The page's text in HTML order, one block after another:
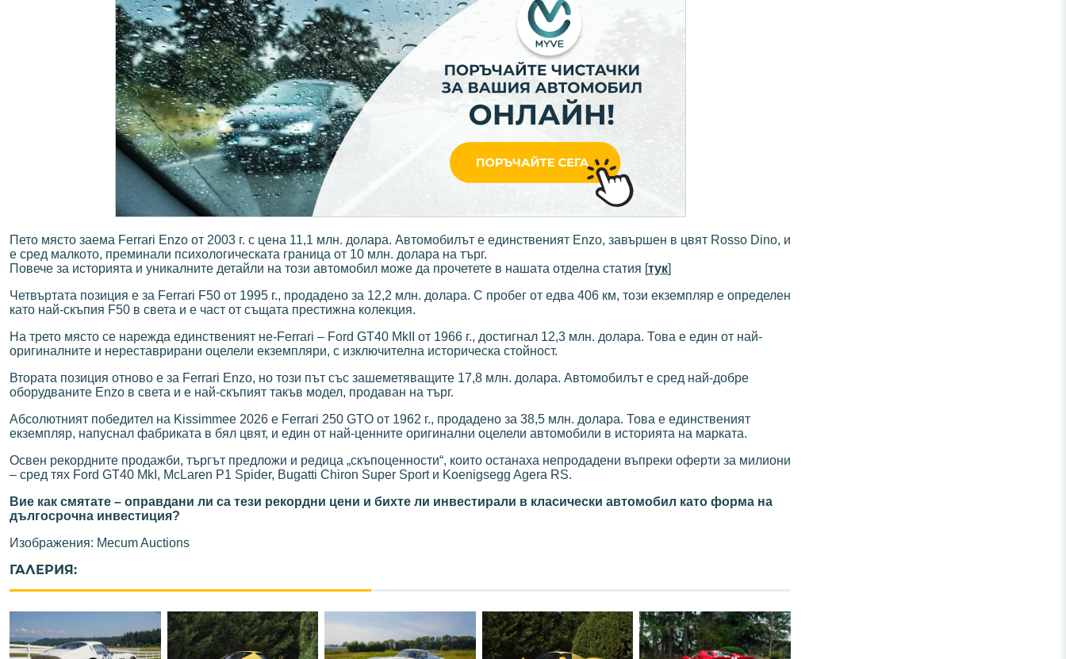
Пето място заема Ferrari Enzo от 2003 г. с цена 11,1 млн. долара. Автомобилът е единственият Enzo, завършен в цвят Rosso Dino, и
е сред малкото, преминали психологическата граница от 10 млн. долара на търг.
Повече за историята и уникалните детайли на този автомобил може да прочетете в нашата отделна статия [тук]
Четвъртата позиция е за Ferrari F50 от 1995 г., продадено за 12,2 млн. долара. С пробег от едва 406 км, този екземпляр е определен
като най-скъпия F50 в света и е част от същата престижна колекция.
На трето място се нарежда единственият не-Ferrari – Ford GT40 MkII от 1966 г., достигнал 12,3 млн. долара. Това е един от най-
оригиналните и нереставрирани оцелели екземпляри, с изключителна историческа стойност.
Втората позиция отново е за Ferrari Enzo, но този път със зашеметяващите 17,8 млн. долара. Автомобилът е сред най-добре
оборудваните Enzo в света и е най-скъпият такъв модел, продаван на търг.
Абсолютният победител на Kissimmee 2026 е Ferrari 250 GTO от 1962 г., продадено за 38,5 млн. долара. Това е единственият
екземпляр, напуснал фабриката в бял цвят, и един от най-ценните оригинални оцелели автомобили в историята на марката.
Освен рекордните продажби, търгът предложи и редица „скъпоценности“, които останаха непродадени въпреки оферти за милиони
– сред тях Ford GT40 MkI, McLaren P1 Spider, Bugatti Chiron Super Sport и Koenigsegg Agera RS.
Вие как смятате – оправдани ли са тези рекордни цени и бихте ли инвестирали в класически автомобил като форма на
дългосрочна инвестиция?
Изображения: Mecum Auctions
ГАЛЕРИЯ: